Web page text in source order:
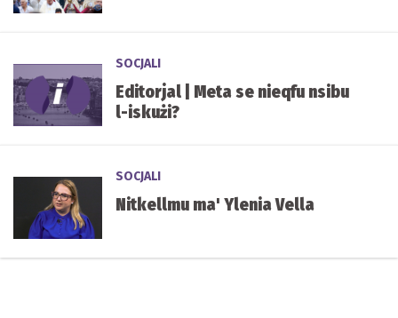
SOCJALI
Editorjal | Meta se nieqfu nsibu
l-iskużi?
SOCJALI
Nitkellmu ma' Ylenia Vella